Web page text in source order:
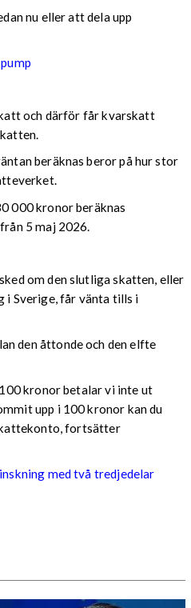
nu eller att dela upp
och därför får kvarskatt
beräknas beror på hur stor
000 kronor beräknas
5 maj 2026.
om den slutliga skatten, eller
i Sverige, får vänta tills i
den åttonde och den elfte
kronor betalar vi inte ut
upp i 100 kronor kan du
fortsätter
med två tredjedelar